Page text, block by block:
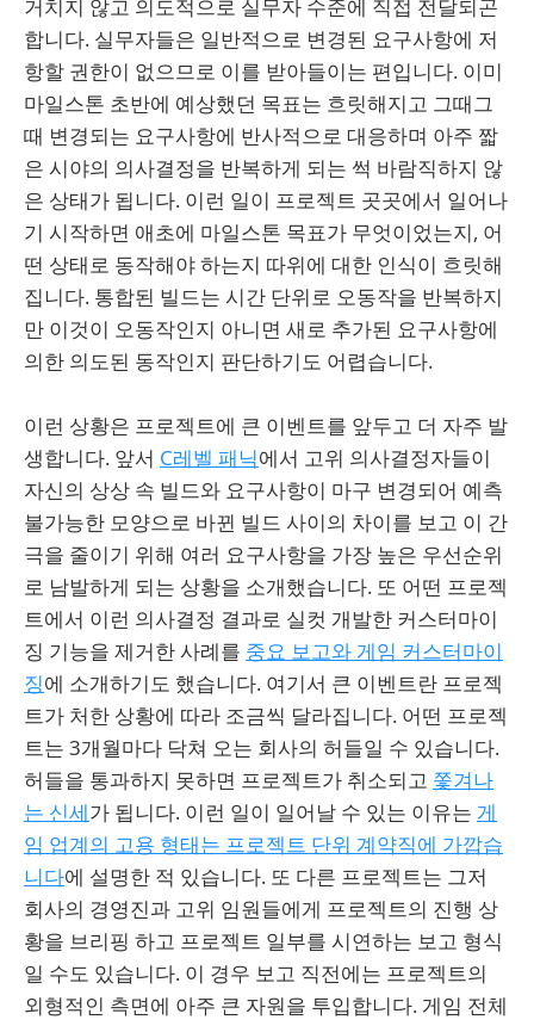
거치지 않고 의도적으로 실무자 수준에 직접 전달되곤
합니다. 실무자들은 일반적으로 변경된 요구사항에 저
항할 권한이 없으므로 이를 받아들이는 편입니다. 이미
마일스톤 초반에 예상했던 목표는 흐릿해지고 그때그
때 변경되는 요구사항에 반사적으로 대응하며 아주 짧
은 시야의 의사결정을 반복하게 되는 썩 바람직하지 않
은 상태가 됩니다. 이런 일이 프로젝트 곳곳에서 일어나
기 시작하면 애초에 마일스톤 목표가 무엇이었는지, 어
떤 상태로 동작해야 하는지 따위에 대한 인식이 흐릿해
집니다. 통합된 빌드는 시간 단위로 오동작을 반복하지
만 이것이 오동작인지 아니면 새로 추가된 요구사항에
의한 의도된 동작인지 판단하기도 어렵습니다.
이런 상황은 프로젝트에 큰 이벤트를 앞두고 더 자주 발
생합니다. 앞서 C레벨 패닉에서 고위 의사결정자들이
자신의 상상 속 빌드와 요구사항이 마구 변경되어 예측
불가능한 모양으로 바뀐 빌드 사이의 차이를 보고 이 간
극을 줄이기 위해 여러 요구사항을 가장 높은 우선순위
로 남발하게 되는 상황을 소개했습니다. 또 어떤 프로젝
트에서 이런 의사결정 결과로 실컷 개발한 커스터마이
징 기능을 제거한 사례를 중요 보고와 게임 커스터마이
징에 소개하기도 했습니다. 여기서 큰 이벤트란 프로젝
트가 처한 상황에 따라 조금씩 달라집니다. 어떤 프로젝
트는 3개월마다 닥쳐 오는 회사의 허들일 수 있습니다.
허들을 통과하지 못하면 프로젝트가 취소되고 쫓겨나
는 신세가 됩니다. 이런 일이 일어날 수 있는 이유는 게
임 업계의 고용 형태는 프로젝트 단위 계약직에 가깝습
니다에 설명한 적 있습니다. 또 다른 프로젝트는 그저
회사의 경영진과 고위 임원들에게 프로젝트의 진행 상
황을 브리핑 하고 프로젝트 일부를 시연하는 보고 형식
일 수도 있습니다. 이 경우 보고 직전에는 프로젝트의
외형적인 측면에 아주 큰 자원을 투입합니다. 게임 전체